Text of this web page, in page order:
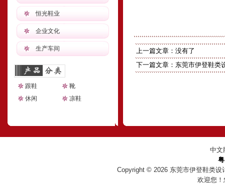
恒光鞋业
企业文化
生产车间
跟鞋
靴
休闲
凉鞋
上一篇文章：没有了
下一篇文章： 东莞市伊登鞋类
中文
Copyright © 2026 东莞市伊登鞋类设
欢迎您！